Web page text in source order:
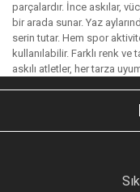
parçalardır. İnce askılar,
bir arada sunar. Yaz
serin tutar. Hem spor
kullanılabilir. Farklı renk
askılı atletler, her tarza